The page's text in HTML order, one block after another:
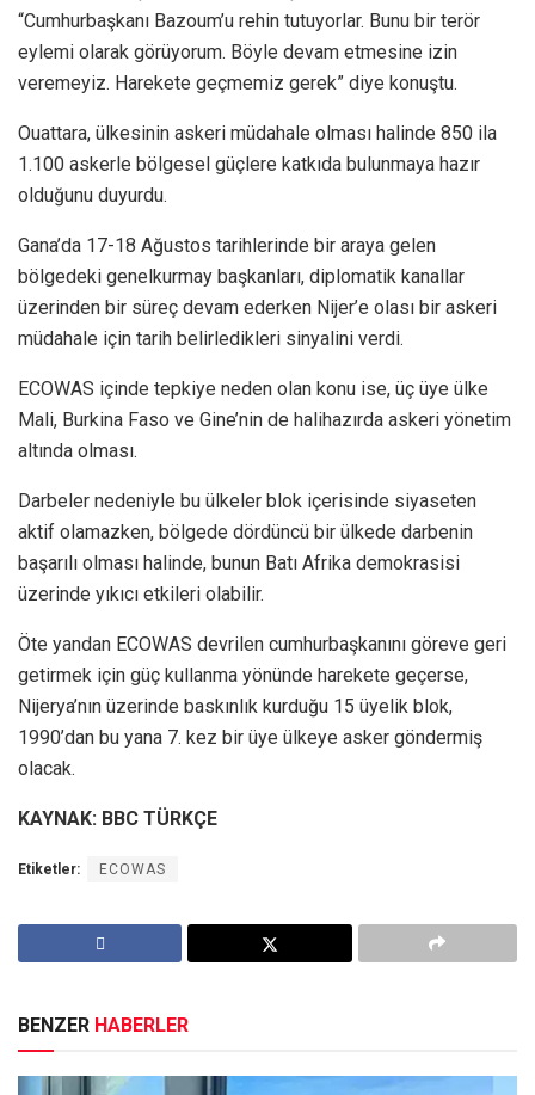
“Cumhurbaşkanı Bazoum’u rehin tutuyorlar. Bunu bir terör
eylemi olarak görüyorum. Böyle devam etmesine izin
veremeyiz. Harekete geçmemiz gerek” diye konuştu.
Ouattara, ülkesinin askeri müdahale olması halinde 850 ila
1.100 askerle bölgesel güçlere katkıda bulunmaya hazır
olduğunu duyurdu.
Gana’da 17-18 Ağustos tarihlerinde bir araya gelen
bölgedeki genelkurmay başkanları, diplomatik kanallar
üzerinden bir süreç devam ederken Nijer’e olası bir askeri
müdahale için tarih belirledikleri sinyalini verdi.
ECOWAS içinde tepkiye neden olan konu ise, üç üye ülke
Mali, Burkina Faso ve Gine’nin de halihazırda askeri yönetim
altında olması.
Darbeler nedeniyle bu ülkeler blok içerisinde siyaseten
aktif olamazken, bölgede dördüncü bir ülkede darbenin
başarılı olması halinde, bunun Batı Afrika demokrasisi
üzerinde yıkıcı etkileri olabilir.
Öte yandan ECOWAS devrilen cumhurbaşkanını göreve geri
getirmek için güç kullanma yönünde harekete geçerse,
Nijerya’nın üzerinde baskınlık kurduğu 15 üyelik blok,
1990’dan bu yana 7. kez bir üye ülkeye asker göndermiş
olacak.
KAYNAK: BBC TÜRKÇE
Etiketler: ECOWAS
BENZER HABERLER